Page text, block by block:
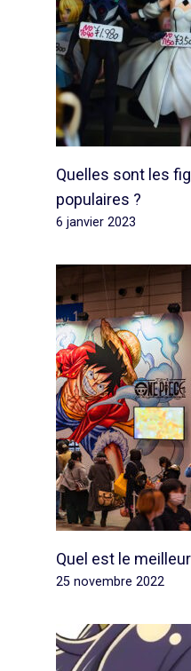
Quelles sont les
populaires ?
6 janvier 2023
Quel est le
25 novembre 2022